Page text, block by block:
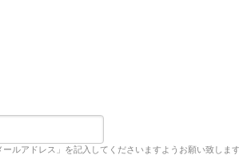
ルアドレス」を記入してくださいますようお願い致します